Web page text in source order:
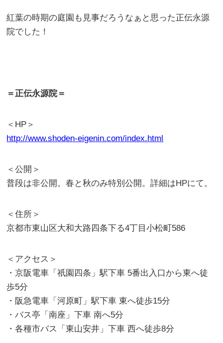
紅葉の時期の庭園も見事だろうなぁと思った正伝永源
院でした！
＝正伝永源院＝
＜HP＞
http://www.shoden-eigenin.com/index.html
＜公開＞
普段は非公開。春と秋のみ特別公開。詳細はHPにて。
＜住所＞
京都市東山区大和大路四条下る4丁目小松町586
＜アクセス＞
・京阪電車「祇園四条」駅下車 5番出入口から東へ徒
歩5分
・阪急電車「河原町」駅下車 東へ徒歩15分
・バス亭「南座」下車 南へ5分
・各種市バス「東山安井」下車 西へ徒歩8分